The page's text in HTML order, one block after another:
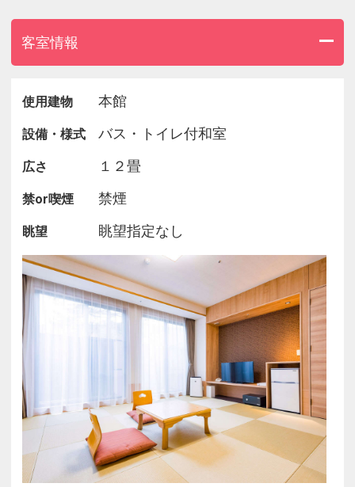
客室情報
使用建物 本館
設備・様式 バス・トイレ付和室
広さ １２畳
禁or喫煙 禁煙
眺望 眺望指定なし